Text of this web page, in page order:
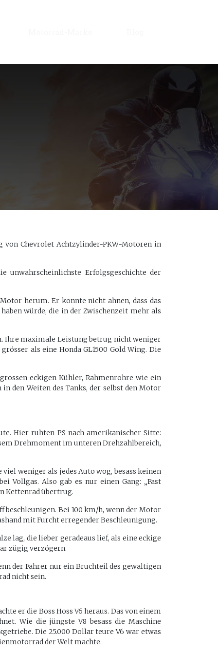
Chevrolet Achtzylinder-PKW-Motoren in
unwahrscheinlichste Erfolgsgeschichte der
herum. Er konnte nicht ahnen, dass das
würde, die in der Zwischenzeit mehr als
Ihre maximale Leistung betrug nicht weniger
als eine Honda GL1500 Gold Wing. Die
eckigen Kühler, Rahmenrohre wie ein
den Weiten des Tanks, der selbst den Motor
Hier ruhten PS nach amerikanischer Sitte:
Drehmoment im unteren Drehzahlbereich,
weniger als jedes Auto wog, besass keinen
Vollgas. Also gab es nur einen Gang: „Fast
Kettenrad übertrug.
Bei 100 km/h, wenn der Motor
mit Furcht erregender Beschleunigung.
lag, die lieber geradeaus lief, als eine eckige
zügig verzögern.
der Fahrer nur ein Bruchteil des gewaltigen
nicht sein.
er die Boss Hoss V6 heraus. Das von einem
Wie die jüngste V8 besass die Maschine
Die 25.000 Dollar teure V6 war etwas
der Welt machte.